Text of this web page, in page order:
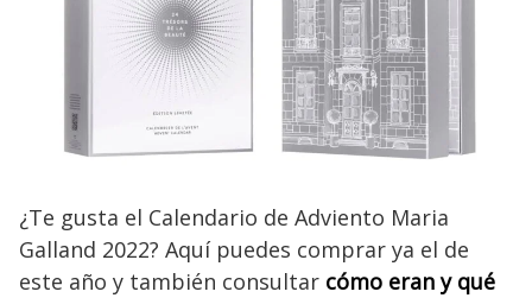
¿Te gusta el Calendario de Adviento Maria
Galland 2022? Aquí puedes comprar ya el de
este año y también consultar cómo eran y qué